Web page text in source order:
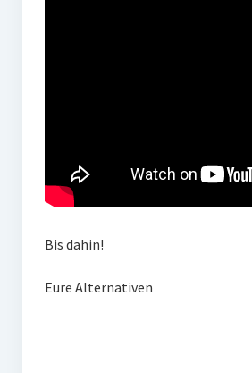
Bis dahin!
Eure Alternativen